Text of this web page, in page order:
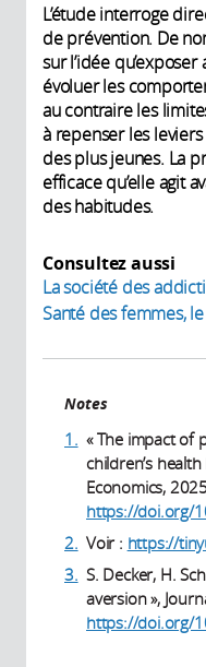
L’étude interroge
de prévention. De
sur l’idée
évoluer les
au contraire les
à repenser les
des plus jeunes. La
efficace qu’elle agit
des habitudes.
Consultez aussi
La société des
Santé des femmes,
Notes
1. « The impact of
children’s
Economics,
https://doi.org/
2. Voir : https://
3. S. Decker, H.
aversion »,
https://doi.org/